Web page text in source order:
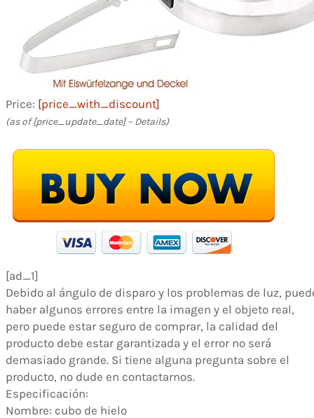
Price: [price_with_discount]
(as of [price_update_date] – Details)
[ad_1]
Debido al ángulo de disparo y los problemas de luz,
haber algunos errores entre la imagen y el objeto real,
pero puede estar seguro de comprar, la calidad del
producto debe estar garantizada y el error no será
demasiado grande. Si tiene alguna pregunta sobre el
producto, no dude en contactarnos.
Especificación:
Nombre: cubo de hielo